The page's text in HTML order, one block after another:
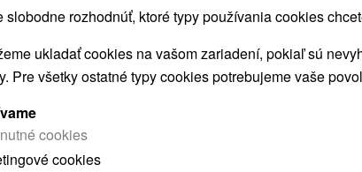
%
TIP
slobodne rozhodnúť, ktoré typy používania cookies
ukladať cookies na vašom zariadení, pokiaľ sú
Pre všetky ostatné typy cookies potrebujeme vaše
cookies
cookies